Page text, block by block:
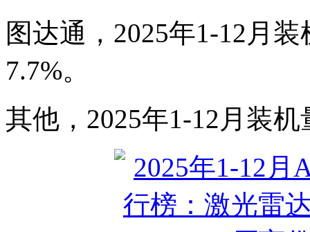
图达通，2025年1-12月
7.7%。
其他，2025年1-12月装